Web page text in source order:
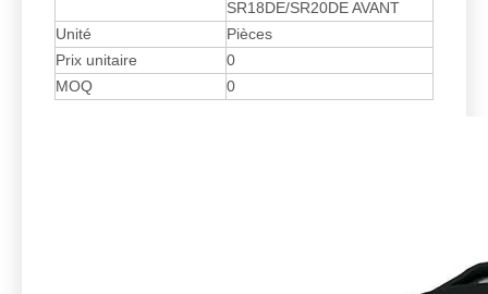
SR18DE/SR20DE AVANT
Unité
Pièces
Prix ​​unitaire
0
MOQ
0